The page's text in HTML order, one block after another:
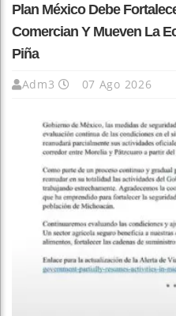
Plan México Debe
Comercian Y Mueven La
Piña
Adm3 07 Ago 2026